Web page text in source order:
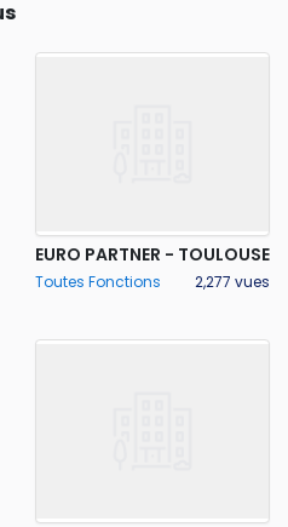
EURO PARTNER - TOULOUSE
Toutes Fonctions 2,277 vues